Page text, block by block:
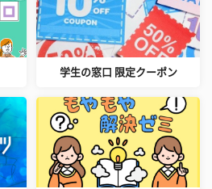
学生の窓口 限定クーポン